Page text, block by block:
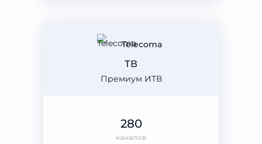
Telecoma
Премиум ИТВ
ТВ
280
каналов